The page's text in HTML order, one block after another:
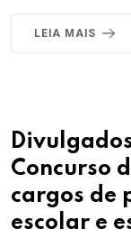
LEIA MAIS
Concurso
cargos de
escolar e